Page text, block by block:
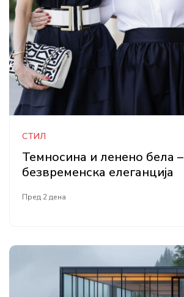
СТИЛ
Темносина и ленено бела –
безвременска елеганција
Пред 2 дена